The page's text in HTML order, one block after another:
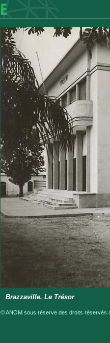
Brazzaville. Le Trésor
© ANOM sous réserve des droits réservés